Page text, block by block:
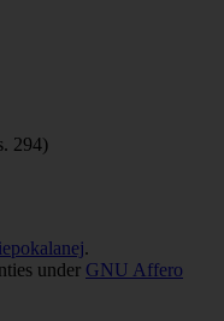
294)
.
under GNU Affero